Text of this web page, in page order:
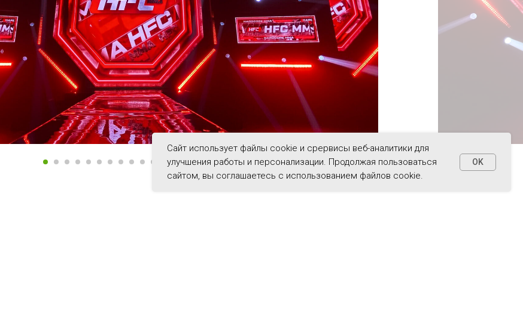
Сайт использует файлы cookie и срервисы веб-аналитики для
улучшения работы и персонализации. Продолжая пользоваться
сайтом, вы соглашаетесь с использованием файлов cookie.
OK